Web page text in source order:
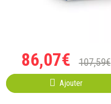
86,07€ 107,59€
Ajouter